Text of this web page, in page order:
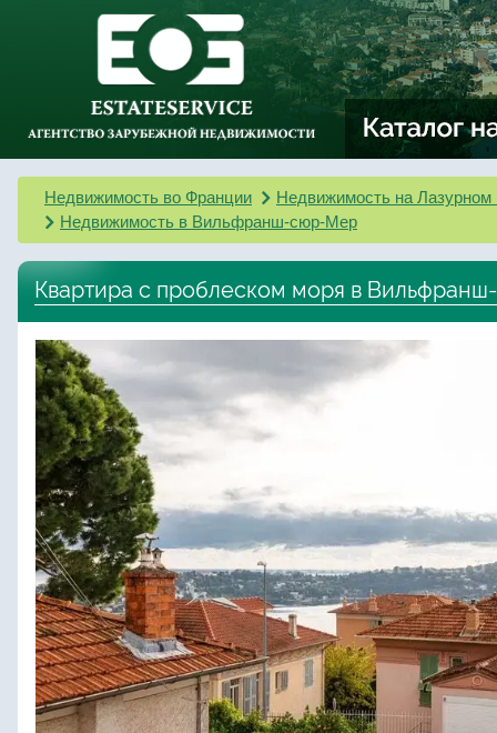
Недвижимость во Франции
Недвижимость на Лазурном
Недвижимость в Вильфранш-сюр-Мер
Квартира с проблеском моря в